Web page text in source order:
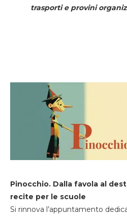
trasporti e provini
Pinocchio. Dalla favola al
recite per le scuole
Si rinnova l’appuntamento